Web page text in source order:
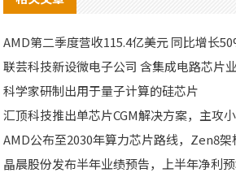
AMD第二季度营收115.4亿美元 同比增长
联芸科技新设微电子公司 含集成电路芯片
科学家研制出用于量子计算的硅芯片
汇顶科技推出单芯片CGM解决方案，主攻
AMD公布至2030年算力芯片路线，Zen8架
晶晨股份发布半年业绩预告，上半年净利